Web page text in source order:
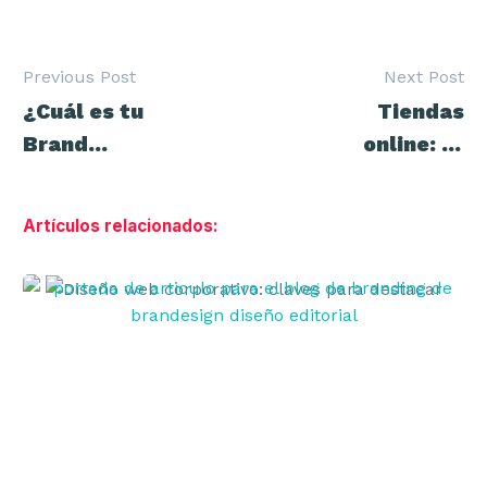
de
entradas
Previous Post
¿Cuál es tu
Brand
Next Post
Tiendas
online: 12
Artículos relacionados:
Diseño
web